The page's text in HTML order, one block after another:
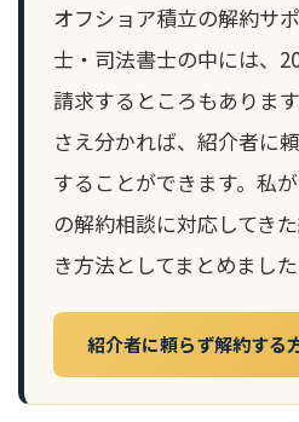
オフショア積立の解約サ
士・司法書士の中には、
請求するところもありま
さえ分かれば、紹介者に
することができます。私
の解約相談に対応してき
き方法としてまとめました
紹介者に頼らず解約する